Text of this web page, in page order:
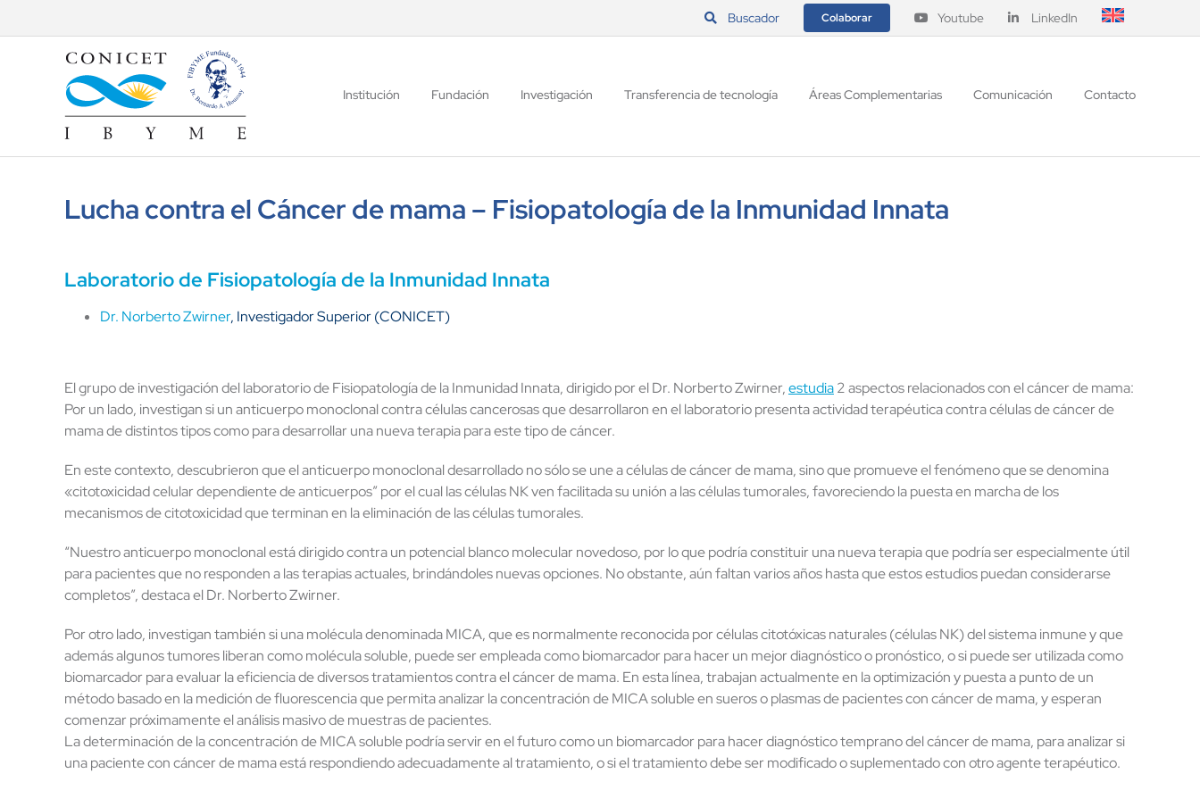
Buscador Colaborar Youtube LinkedIn
Institución Fundación Investigación Transferencia de tecnología Áreas Complementarias Comunicación Contacto
Lucha contra el Cáncer de mama – Fisiopatología de la Inmunidad Innata
Laboratorio de Fisiopatología de la Inmunidad Innata
Dr. Norberto Zwirner, Investigador Superior (CONICET)
El grupo de investigación del laboratorio de Fisiopatología de la Inmunidad Innata, dirigido por el Dr. Norberto Zwirner,estudia2 aspectos relacionados con el cáncer de mama:
Por un lado, investigan si un anticuerpo monoclonal contra células cancerosas que desarrollaron en el laboratorio presenta actividad terapéutica contra células de cáncer de
mama de distintos tipos como para desarrollar una nueva terapia para este tipo de cáncer.
En este contexto, descubrieron que el anticuerpo monoclonal desarrollado no sólo se une a células de cáncer de mama, sino que promueve el fenómeno que se denomina
«citotoxicidad celular dependiente de anticuerpos” por el cual las células NK ven facilitada su unión a las células tumorales, favoreciendo la puesta en marcha de los
mecanismos de citotoxicidad que terminan en la eliminación de las células tumorales.
“Nuestro anticuerpo monoclonal está dirigido contra un potencial blanco molecular novedoso, por lo que podría constituir una nueva terapia que podría ser especialmente útil
para pacientes que no responden a las terapias actuales, brindándoles nuevas opciones. No obstante, aún faltan varios años hasta que estos estudios puedan considerarse
completos”, destaca el Dr. Norberto Zwirner.
Por otro lado, investigan también si una molécula denominada MICA, que es normalmente reconocida por células citotóxicas naturales (células NK) del sistema inmune y que
además algunos tumores liberan como molécula soluble, puede ser empleada como biomarcador para hacer un mejor diagnóstico o pronóstico, o si puede ser utilizada como
biomarcador para evaluar la eficiencia de diversos tratamientos contra el cáncer de mama. En esta línea, trabajan actualmente en la optimización y puesta a punto de un
método basado en la medición de fluorescencia que permita analizar la concentración de MICA soluble en sueros o plasmas de pacientes con cáncer de mama, y esperan
comenzar próximamente el análisis masivo de muestras de pacientes.
La determinación de la concentración de MICA soluble podría servir en el futuro como un biomarcador para hacer diagnóstico temprano del cáncer de mama, para analizar si
una paciente con cáncer de mama está respondiendo adecuadamente al tratamiento, o si el tratamiento debe ser modificado o suplementado con otro agente terapéutico.